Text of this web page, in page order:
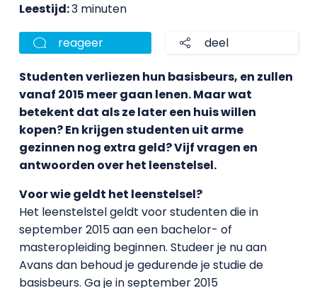
Leestijd:3 minuten
reageer deel
Studenten verliezen hun basisbeurs, en zullen
vanaf 2015 meer gaan lenen. Maar wat
betekent dat als ze later een huis willen
kopen? En krijgen studenten uit arme
gezinnen nog extra geld? Vijf vragen en
antwoorden over het leenstelsel.
Voor wie geldt het leenstelsel?
Het leenstelstel geldt voor studenten die in
september 2015 aan een bachelor- of
masteropleiding beginnen. Studeer je nu aan
Avans dan behoud je gedurende je studie de
basisbeurs. Ga je in september 2015